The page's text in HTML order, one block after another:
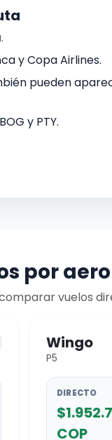
y Copa Airlines.
pueden
y PTY.
por
vuelos
Wingo
P5
DIRECTO
COP